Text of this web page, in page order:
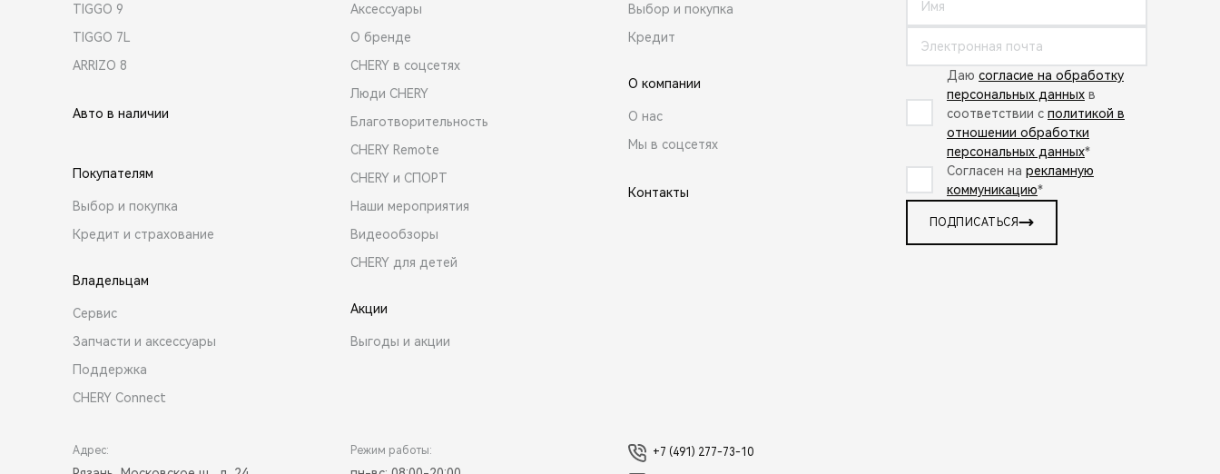
TIGGO 9
TIGGO 7L
ARRIZO 8
Авто в наличии
Покупателям
Выбор и покупка
Кредит и страхование
Владельцам
Сервис
Запчасти и аксессуары
Поддержка
CHERY Connect
Аксессуары
О бренде
CHERY в соцсетях
Люди CHERY
Благотворительность
CHERY Remote
CHERY и СПОРТ
Наши мероприятия
Видеообзоры
CHERY для детей
Акции
Выгоды и акции
Выбор и покупка
Кредит
О компании
О нас
Мы в соцсетях
Контакты
Даю согласие на обработку
персональных данных в
соответствии с политикой в
отношении обработки
персональных данных*
Согласен на рекламную
коммуникацию*
ПОДПИСАТЬСЯ
Адрес: Режим работы: +7 (491) 277-73-10